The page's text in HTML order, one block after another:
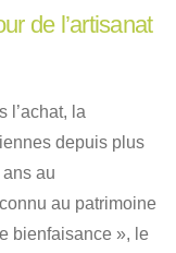
de l’artisanat
l’achat, la
depuis plus
au
au patrimoine
bienfaisance », le